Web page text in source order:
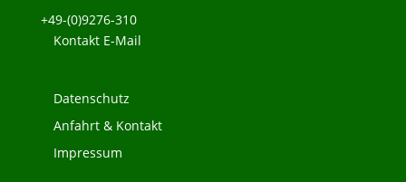
+49-(0)9276-310
Kontakt E-Mail
Datenschutz
Anfahrt & Kontakt
Impressum